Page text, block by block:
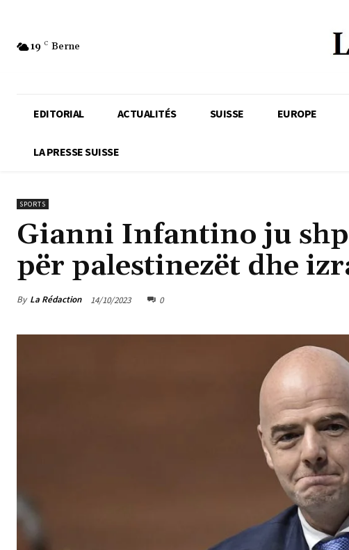
19 C Berne
EDITORIAL ACTUALITÉS SUISSE EUROPE
LA PRESSE SUISSE
SPORTS
Gianni Infantino ju
për palestinezët dhe
By La Rédaction 14/10/2023 0